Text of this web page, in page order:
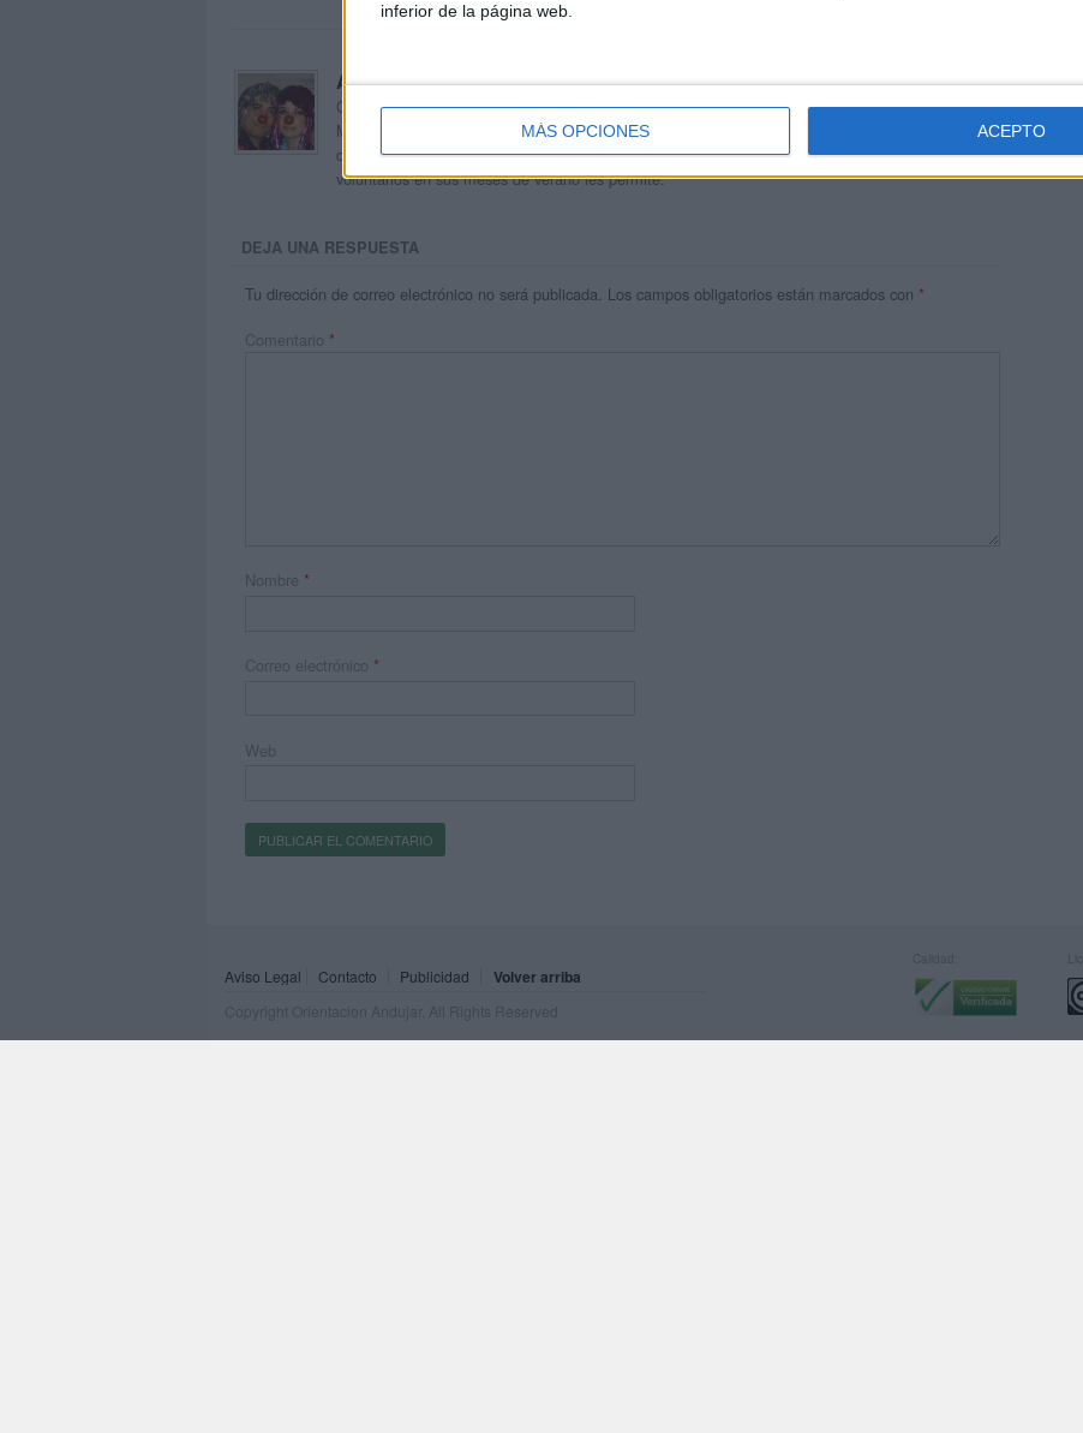
inferior de la página web.
MÁS OPCIONES ACEPTO
Acerca de orientacionandujar
Orientación Andújar no es solo un blog, es la apuesta personal de dos profesores Ginés y
Maribel, que además de ser pareja, son los encargados de los contenidos que encontramos
dentro del blog y en el cual, vuelcan la mayor parte del tiempo, que sus tareas como docentes, y
voluntarios en sus meses de verano les permite.
DEJA UNA RESPUESTA
Tu dirección de correo electrónico no será publicada. Los campos obligatorios están marcados con *
Comentario *
Nombre *
Correo electrónico *
Web
Aviso Legal Contacto Publicidad Volver arriba